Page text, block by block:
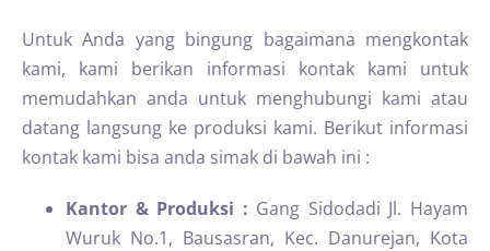
Untuk Anda yang bingung bagaimana mengkontak
kami, kami berikan informasi kontak kami untuk
memudahkan anda untuk menghubungi kami atau
datang langsung ke produksi kami. Berikut informasi
kontak kami bisa anda simak di bawah ini :
Kantor & Produksi : Gang Sidodadi Jl. Hayam
Wuruk No.1, Bausasran, Kec. Danurejan, Kota